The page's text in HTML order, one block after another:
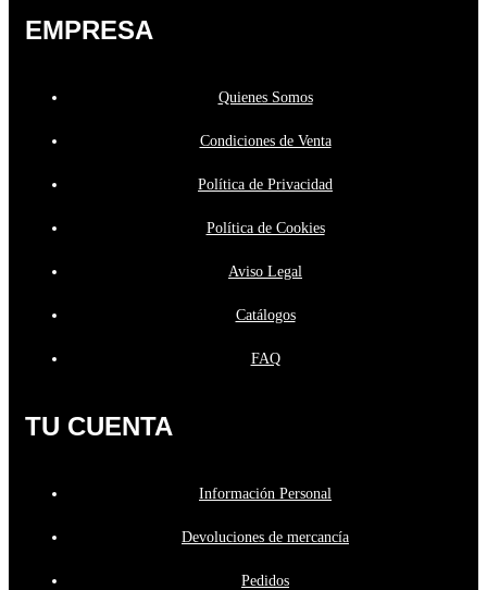
EMPRESA
Quienes Somos
Condiciones de Venta
Política de Privacidad
Política de Cookies
Aviso Legal
Catálogos
FAQ
TU CUENTA
Información Personal
Devoluciones de mercancía
Pedidos